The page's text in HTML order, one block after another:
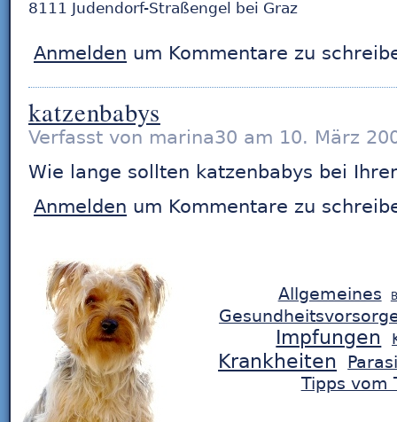
8111 Judendorf-Straßengel bei Graz
Anmelden um Kommentare zu
katzenbabys
Verfasst von marina30 am 10. März
Wie lange sollten katzenbabys bei
Anmelden um Kommentare zu
Allgemeines
Impfungen
Krankheiten
Tipps vom